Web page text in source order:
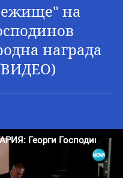
на
награда